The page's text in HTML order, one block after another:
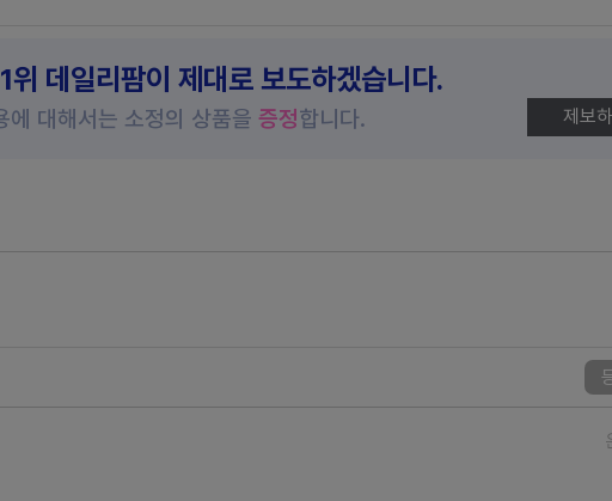
위 데일리팜이 제대로 보도하겠습니다.
에 대해서는 소정의 상품을 증정합니다. 제보하